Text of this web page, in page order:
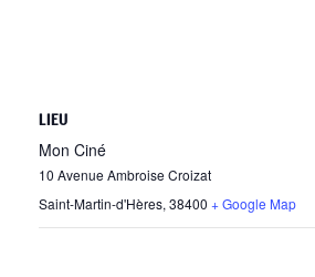
LIEU
Mon Ciné
10 Avenue Ambroise Croizat
Saint-Martin-d'Hères, 38400 + Google Map